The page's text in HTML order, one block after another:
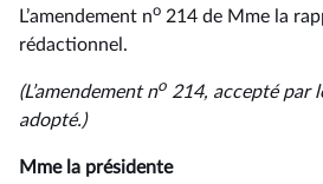
L’amendement no 214 de Mme la
rédactionnel.
(L’amendement no 214, accepté par
adopté.)
Mme la présidente